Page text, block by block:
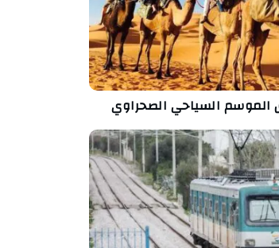
الموسم السياحي الصحراوي